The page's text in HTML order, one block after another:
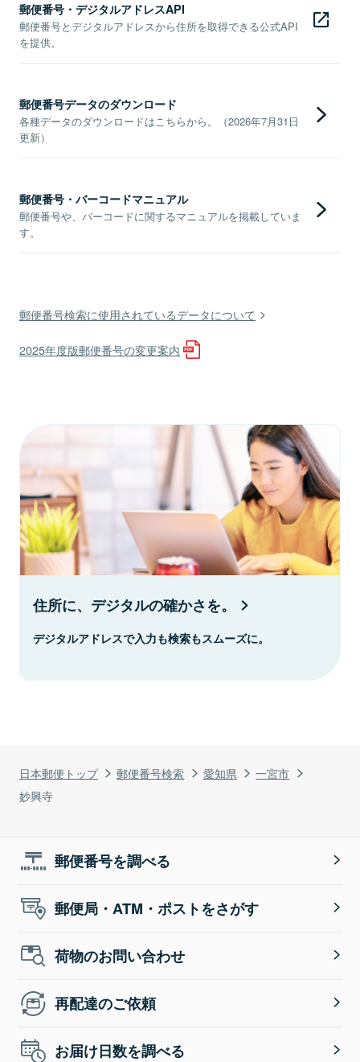
日本郵便トップ 郵便番号検索 愛知県
一宮市
妙興寺
郵便番号・デジタルアドレスAPI
郵便番号とデジタルアドレスから住所を取得できる公式API
を提供。
郵便番号データのダウンロード
各種データのダウンロードはこちらから。（2026年7月31日
更新）
郵便番号・バーコードマニュアル
郵便番号や、バーコードに関するマニュアルを掲載していま
す。
郵便番号検索に使用されているデータについて
2025年度版郵便番号の変更案内
住所に、デジタルの確かさを。
デジタルアドレスで入力も検索もスムーズに。
郵便番号を調べる
郵便局・ATM・ポストをさがす
荷物のお問い合わせ
再配達のご依頼
お届け日数を調べる